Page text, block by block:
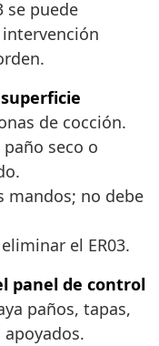
se puede
de cocción.
seco o
mandos; no debe
el ER03.
panel de control
paños, tapas,